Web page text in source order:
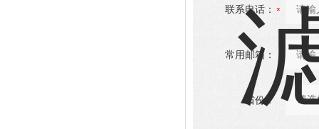
联系电话：
常用邮箱：
省份：